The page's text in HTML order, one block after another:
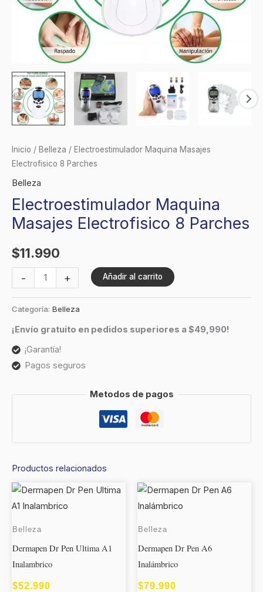
Inicio / Belleza / Electroestimulador Maquina Masajes
Electrofisico 8 Parches
Belleza
Electroestimulador Maquina
Masajes Electrofisico 8 Parches
$11.990
- + Añadir al carrito
Categoría: Belleza
¡Envío gratuito en pedidos superiores a $49,990!
¡Garantía!
Pagos seguros
Metodos de pagos
Productos relacionados
Belleza
Dermapen Dr Pen Ultima A1
Inalambrico
$52.990
Belleza
Dermapen Dr Pen A6
Inalámbrico
$79.990